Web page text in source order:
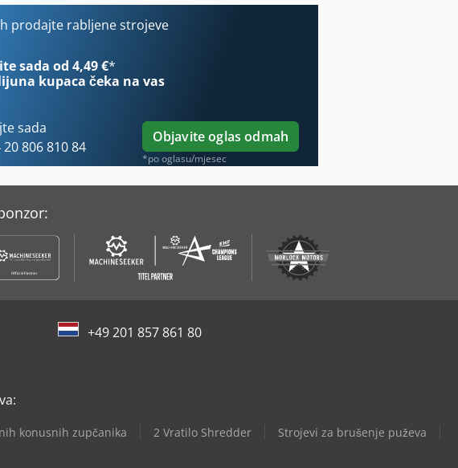
P 185
prodajte rabljene strojeve
sada od 4,49 €*
kupaca čeka na vas
sada
20 806 810 84
Objavite oglas odmah
*po oglasu/mjesec
+49 201 857 861 80
konusnih zupčanika 2 Vratilo Shredder
Strojevi za brušenje puževa